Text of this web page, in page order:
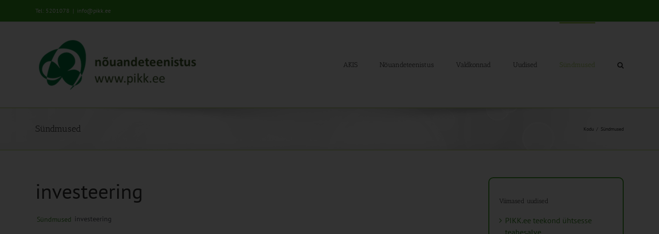
Tel: 5201078 | info@pikk.ee
AKIS Nõuandeteenistus Valdkonnad Uudised Sündmused
Sündmused Kodu Sündmused
investeering
Sündmused investeering
Viimased uudised
PIKK.ee teekond ühtsesse
teabesalve